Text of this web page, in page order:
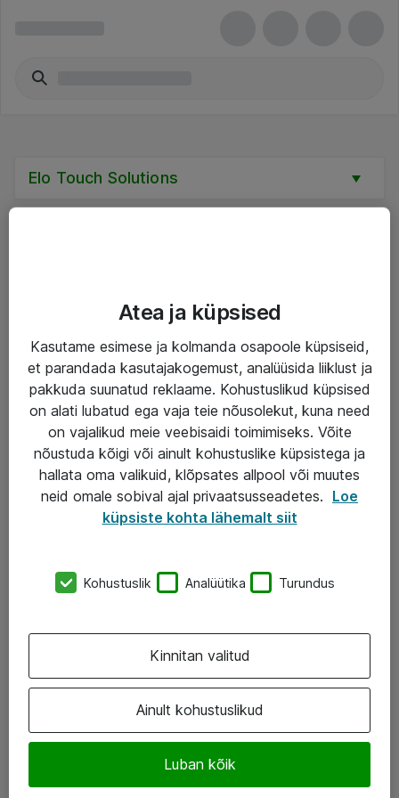
Elo Touch Solutions
IT taristu
Haldusteenused
Garantii
Turva- ja nõrkvoolulahendused
AS ATEA
Atea kontaktid
Jälgi meid
LinkedIn
Atea ja küpsised
Kasutame esimese ja kolmanda osapoole küpsiseid,
et parandada kasutajakogemust, analüüsida liiklust ja
pakkuda suunatud reklaame. Kohustuslikud küpsised
on alati lubatud ega vaja teie nõusolekut, kuna need
on vajalikud meie veebisaidi toimimiseks. Võite
nõustuda kõigi või ainult kohustuslike küpsistega ja
hallata oma valikuid, klõpsates allpool või muutes
neid omale sobival ajal privaatsusseadetes. Loe
küpsiste kohta lähemalt siit
Kohustuslik Analüütika Turundus
Ainult kohustuslikud
Luban kõik
Kinnitan valitud